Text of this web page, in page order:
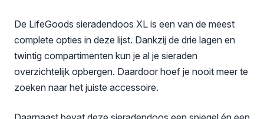
De LifeGoods sieradendoos XL is een van de meest
complete opties in deze lijst. Dankzij de drie lagen en
twintig compartimenten kun je al je sieraden
overzichtelijk opbergen. Daardoor hoef je nooit meer te
zoeken naar het juiste accessoire.